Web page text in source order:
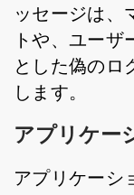
ッセージは、
トや、ユーザ
とした偽のロ
します。
アプリケー
アプリケーシ